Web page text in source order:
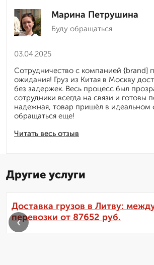
Марина Петрушина
Буду обращаться
03.04.2025
Читать весь отзыв
Сотрудничество с компанией {brand]
ожидания! Груз из Китая в Москву
без задержек. Весь процесс был
сотрудники всегда на связи и готовы
надежная, товар пришёл в идеальном
обращаться еще!
Другие услуги
Доставка грузов в Литву:
перевозки от 87652 руб.
‹